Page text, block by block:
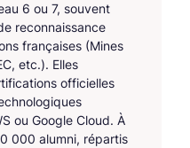
6 ou 7, souvent
reconnaissance
françaises (Mines
etc.). Elles
officielles
ou Google Cloud. À
000 alumni, répartis